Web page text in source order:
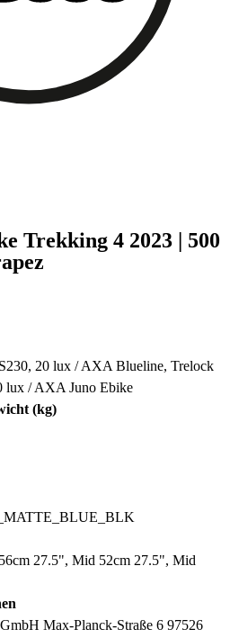
Trekking 4 2023 | 500
20 lux / AXA Blueline, Trelock
lux / AXA Juno Ebike
(kg)
27.5", Mid 52cm 27.5", Mid
Max-Planck-Straße 6 97526